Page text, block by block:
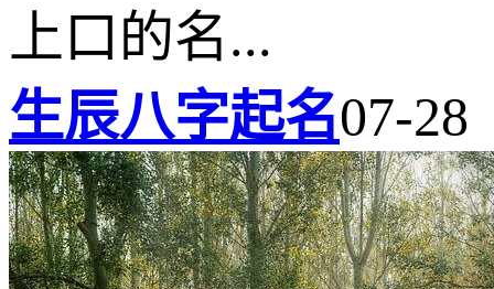
上口的名...
生辰八字起名07-28